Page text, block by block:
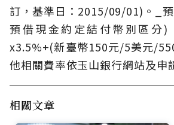
訂，基準日：2015/09/01)。_
預借現金約定結付幣別區分)
x3.5%+(新臺幣150元/5美元/
他相關費率依玉山銀行網站及申
相關文章